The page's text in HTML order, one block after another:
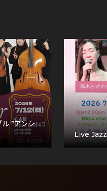
”アンシ
Live Jazz